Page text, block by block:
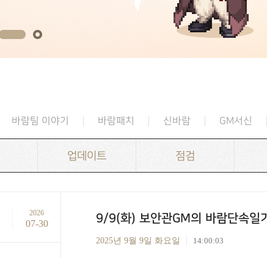
바람팀 이야기 바람패치 신바람 GM서신
업데이트 점검
2026
07-30 9/9(화) 보안관GM의 바람단속일기
2025년 9월 9일 화요일 14:00:03